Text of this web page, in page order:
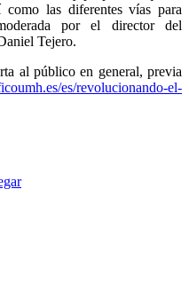
las diferentes vías para
por el director del
Tejero.
al público en general, previa
es/revolucionando-el-